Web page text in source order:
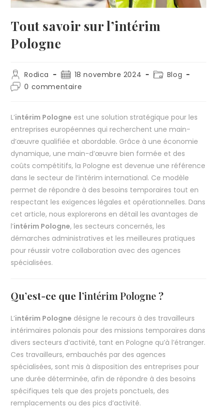
Tout savoir sur l’intérim
Pologne
Rodica 18 novembre 2024
Blog
0 commentaire
L’intérim Pologne est une solution stratégique pour les
entreprises européennes qui recherchent une main-
d’œuvre qualifiée et abordable. Grâce à une économie
dynamique, une main-d’œuvre bien formée et des
coûts compétitifs, la Pologne est devenue une référence
dans le secteur de l’intérim international. Ce modèle
permet de répondre à des besoins temporaires tout en
respectant les exigences légales et opérationnelles. Dans
cet article, nous explorerons en détail les avantages de
l’intérim Pologne, les secteurs concernés, les
démarches administratives et les meilleures pratiques
pour réussir votre collaboration avec des agences
spécialisées.
Qu’est-ce que l’intérim Pologne ?
L’intérim Pologne désigne le recours à des travailleurs
intérimaires polonais pour des missions temporaires dans
divers secteurs d’activité, tant en Pologne qu’à l’étranger.
Ces travailleurs, embauchés par des agences
spécialisées, sont mis à disposition des entreprises pour
une durée déterminée, afin de répondre à des besoins
spécifiques tels que des projets ponctuels, des
remplacements ou des pics d’activité.